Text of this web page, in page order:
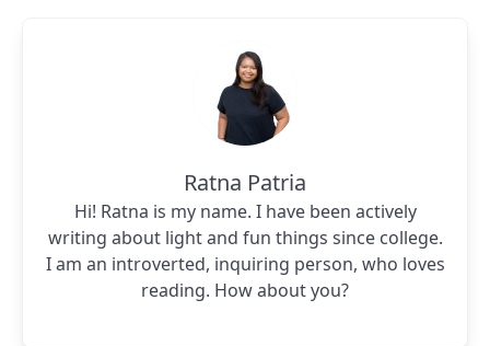
Ratna Patria
Hi! Ratna is my name. I have been actively
writing about light and fun things since college.
I am an introverted, inquiring person, who loves
reading. How about you?